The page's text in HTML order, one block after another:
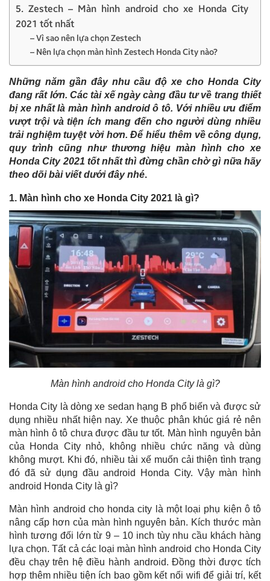
5. Zestech – Màn hình android cho xe Honda City
2021 tốt nhất
– Vì sao nên lựa chọn Zestech
– Nên lựa chọn màn hình Zestech Honda City nào?
Những năm gần đây nhu cầu độ xe cho Honda City
đang rất lớn. Các tài xế ngày càng đầu tư về trang thiết
bị xe nhất là màn hình android ô tô. Với nhiều ưu điểm
vượt trội và tiện ích mang đến cho người dùng nhiều
trải nghiệm tuyệt vời hơn. Để hiểu thêm về công dụng,
quy trình cũng như thương hiệu màn hình cho xe
Honda City 2021 tốt nhất thì đừng chần chờ gì nữa hãy
theo dõi bài viết dưới đây nhé.
1. Màn hình cho xe Honda City 2021 là gì?
Màn hình android cho Honda City là gì?
Honda City là dòng xe sedan hạng B phổ biến và được sử
dụng nhiều nhất hiện nay. Xe thuộc phân khúc giá rẻ nên
màn hình ô tô chưa được đầu tư tốt. Màn hình nguyên bản
của Honda City nhỏ, không nhiều chức năng và dùng
không mượt. Khi đó, nhiều tài xế muốn cải thiện tình trạng
đó đã sử dụng đầu android Honda City. Vậy màn hình
android Honda City là gì?
Màn hình android cho honda city là một loại phụ kiện ô tô
nâng cấp hơn của màn hình nguyên bản. Kích thước màn
hình tương đối lớn từ 9 – 10 inch tùy nhu cầu khách hàng
lựa chọn. Tất cả các loại màn hình android cho Honda City
đều chạy trên hệ điều hành android. Đồng thời được tích
hợp thêm nhiều tiện ích bao gồm kết nối wifi để giải trí, kết